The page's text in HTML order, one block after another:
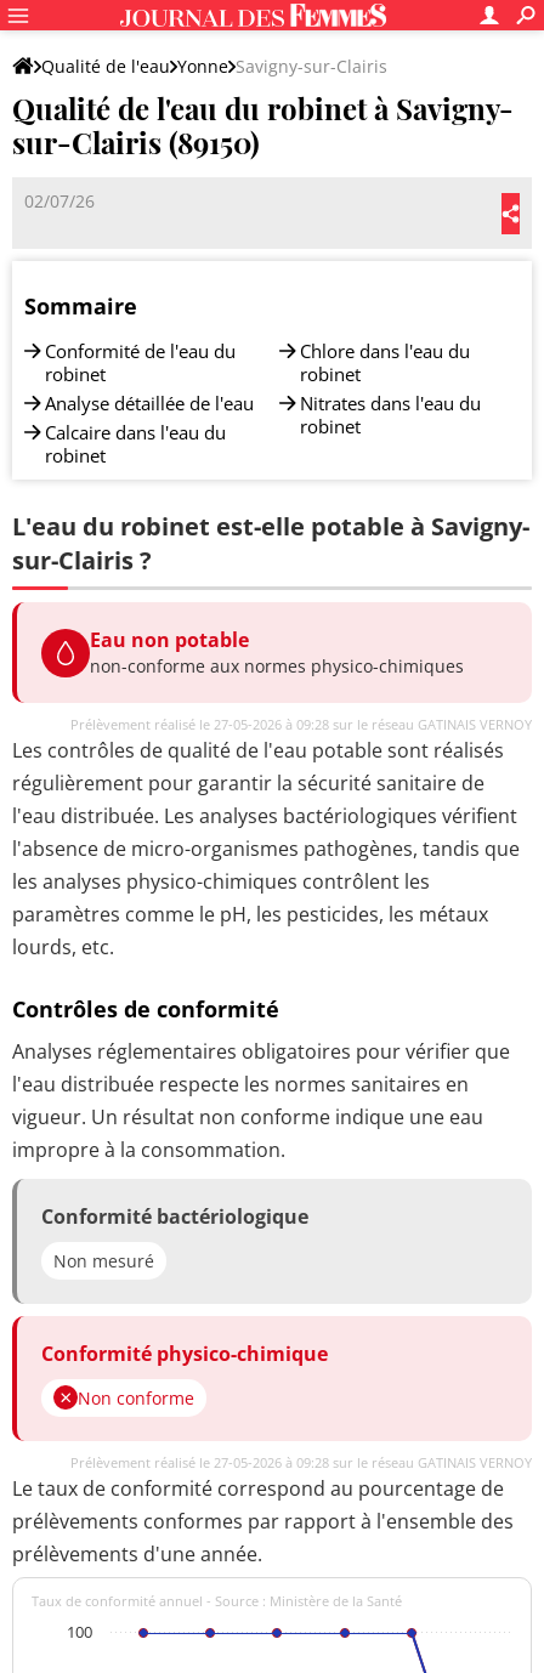
Qualité de l'eau Yonne Savigny-sur-Clairis
Qualité de l'eau du robinet à Savigny-
sur-Clairis (89150)
02/07/26
Sommaire
Conformité de l'eau du
robinet
Analyse détaillée de l'eau
Calcaire dans l'eau du
robinet
Chlore dans l'eau du
robinet
Nitrates dans l'eau du
robinet
L'eau du robinet est-elle potable à Savigny-
sur-Clairis ?
Eau non potable
non-conforme aux normes physico-chimiques
Prélèvement réalisé le 27-05-2026 à 09:28 sur le réseau GATINAIS VERNOY
Les contrôles de qualité de l'eau potable sont réalisés
régulièrement pour garantir la sécurité sanitaire de
l'eau distribuée. Les analyses bactériologiques vérifient
l'absence de micro-organismes pathogènes, tandis que
les analyses physico-chimiques contrôlent les
paramètres comme le pH, les pesticides, les métaux
lourds, etc.
Contrôles de conformité
Analyses réglementaires obligatoires pour vérifier que
l'eau distribuée respecte les normes sanitaires en
vigueur. Un résultat non conforme indique une eau
impropre à la consommation.
Conformité bactériologique
Non mesuré
Conformité physico-chimique
Non conforme
Prélèvement réalisé le 27-05-2026 à 09:28 sur le réseau GATINAIS VERNOY
Le taux de conformité correspond au pourcentage de
prélèvements conformes par rapport à l'ensemble des
prélèvements d'une année.
Taux de conformité annuel - Source : Ministère de la Santé
100